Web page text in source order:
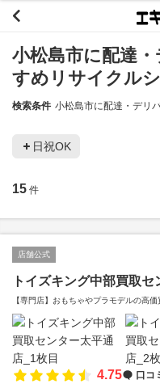
小松島市に配達
すめリサイクル
検索条件 小松島市に配達・デリ
日祝OK
15 件
店舗公式
トイズキング中部買取
【専門店】おもちゃやプラモデルの高価
4.75 口コ